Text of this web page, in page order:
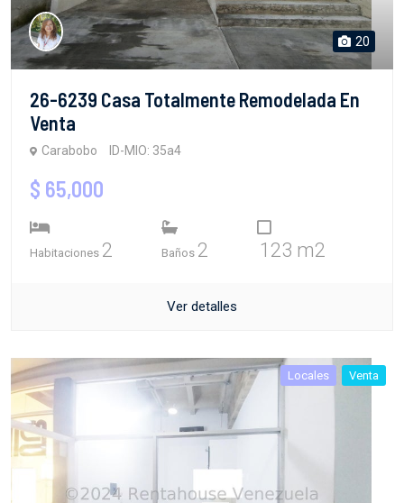
20
26-6239 Casa Totalmente Remodelada En
Venta
Carabobo ID-MIO: 35a4
$ 65,000
Habitaciones 2 Baños 2 123 m2
Ver detalles
Locales Venta